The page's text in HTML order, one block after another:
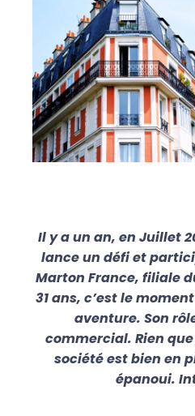
Il y a un an, en Juillet
lance un défi et
Marton France, filiale
31 ans, c’est le
aventure. Son
commercial. Rien
société est bien en
épanoui.